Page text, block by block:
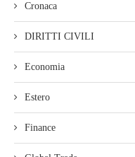
Cronaca
DIRITTI CIVILI
Economia
Estero
Finance